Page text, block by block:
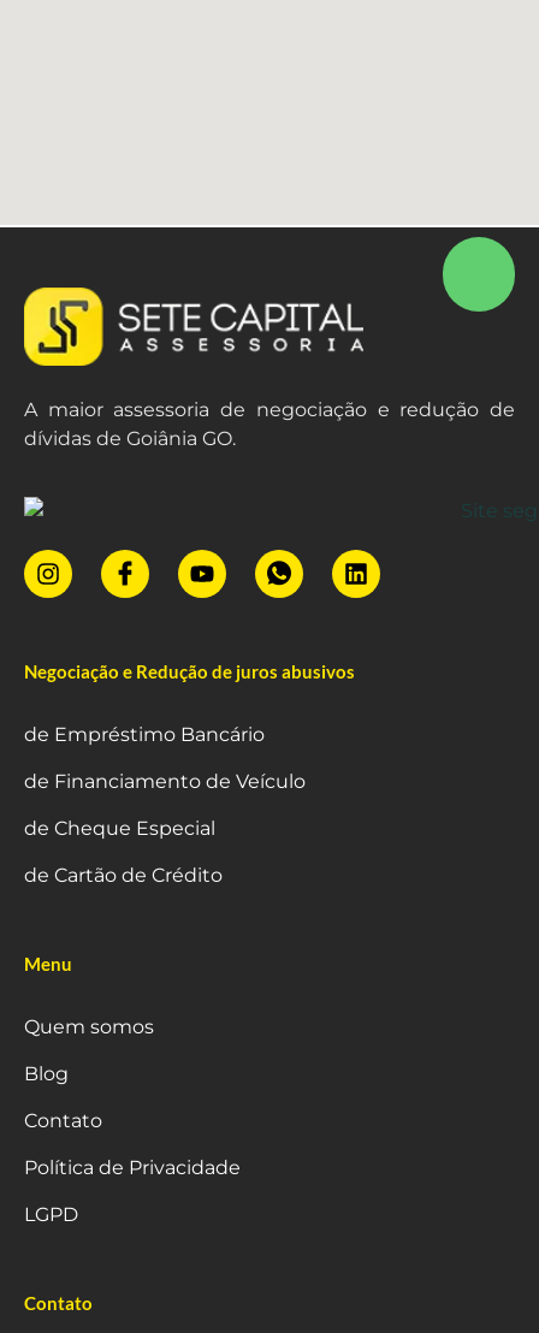
A maior assessoria de negociação e redução de
dívidas de Goiânia GO.
Negociação e Redução de juros abusivos
de Empréstimo Bancário
de Financiamento de Veículo
de Cheque Especial
de Cartão de Crédito
Menu
Quem somos
Blog
Contato
Política de Privacidade
LGPD
Contato